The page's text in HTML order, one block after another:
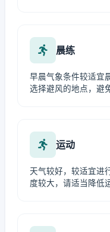
晨练
早晨气象条件较适宜
选择避风的地点，避
运动
天气较好，较适宜进
度较大，请适当降低